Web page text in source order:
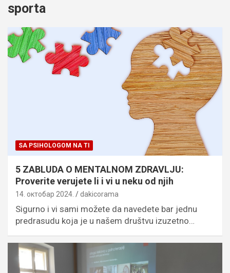
sporta
SA PSIHOLOGOM NA TI
5 ZABLUDA O MENTALNOM ZDRAVLJU:
Proverite verujete li i vi u neku od njih
14. октобар 2024. dakicorama
Sigurno i vi sami možete da navedete bar jednu
predrasudu koja je u našem društvu izuzetno…